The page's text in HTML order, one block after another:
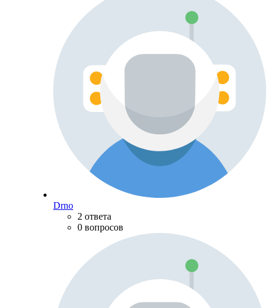
Drno
2 ответа
0 вопросов